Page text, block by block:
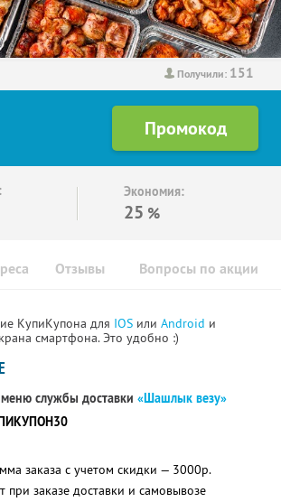
Получили: 151
Экономия:
25 %
Отзывы Вопросы по акции
КупиКупона для IOS или Android и
смартфона. Это удобно :)
службы доставки «Шашлык везу»
заказа с учетом скидки — 3000р.
при заказе доставки и самовывозе